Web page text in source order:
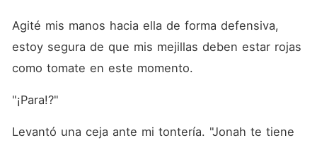
Agité mis manos hacia ella de forma defensiva,
estoy segura de que mis mejillas deben estar rojas
como tomate en este momento.
"¡Para!?"
Levantó una ceja ante mi tontería. "Jonah te tiene